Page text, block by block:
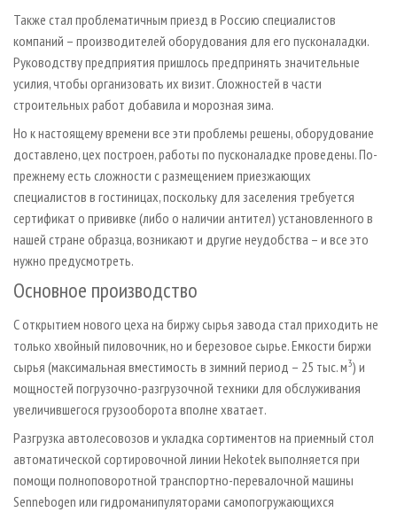
Также стал проблематичным приезд в Россию специалистов
компаний – производителей оборудования для его пусконаладки.
Руководству предприятия пришлось предпринять значительные
усилия, чтобы организовать их визит. Сложностей в части
строительных работ добавила и морозная зима.
Но к настоящему времени все эти проблемы решены, оборудование
доставлено, цех построен, работы по пусконаладке проведены. По-
прежнему есть сложности с размещением приезжающих
специалистов в гостиницах, поскольку для заселения требуется
сертификат о прививке (либо о наличии антител) установленного в
нашей стране образца, возникают и другие неудобства – и все это
нужно предусмотреть.
Основное производство
С открытием нового цеха на биржу сырья завода стал приходить не
только хвойный пиловочник, но и березовое сырье. Емкости биржи
сырья (максимальная вместимость в зимний период – 25 тыс. м3) и
мощностей погрузочно-разгрузочной техники для обслуживания
увеличившегося грузооборота вполне хватает.
Разгрузка автолесовозов и укладка сортиментов на приемный стол
автоматической сортировочной линии Hekotek выполняется при
помощи полноповоротной транспортно-перевалочной машины
Sennebogen или гидроманипуляторами самопогружающихся